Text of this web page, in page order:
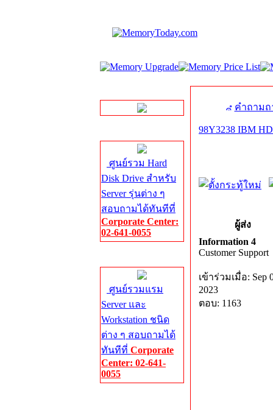
ศูนย์รวม Hard
Disk Drive สำหรับ
Server รุ่นต่าง ๆ
สอบถามได้ทันทีที่
Corporate Center:
02-641-0055
ศูนย์รวมแรม
Server และ
Workstation ชนิด
ต่าง ๆ สอบถามได้
ทันทีที่ Corporate
Center: 02-641-
0055
คำถาม
98Y3238 IBM
ผู้ส่ง
Information 4
Customer Support
เข้าร่วมเมื่อ: Sep
2023
ตอบ: 1163